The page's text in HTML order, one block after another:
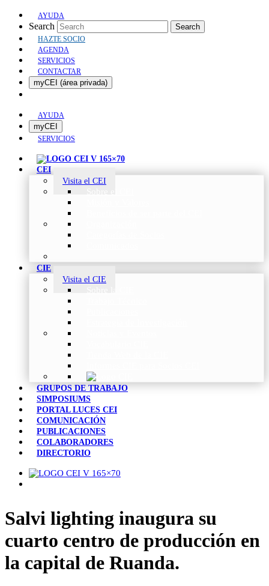
AYUDA
Search Search
HAZTE SOCIO
AGENDA
SERVICIOS
CONTACTAR
myCEI (área privada)
AYUDA
myCEI
SERVICIOS
CEI
Visita el CEI
CIE
Visita el CIE
GRUPOS DE TRABAJO
SIMPOSIUMS
PORTAL LUCES CEI
COMUNICACIÓN
PUBLICACIONES
COLABORADORES
DIRECTORIO
Salvi lighting inaugura su
cuarto centro de producción en
la capital de Ruanda.